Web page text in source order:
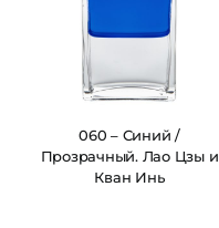
060 – Синий /
Прозрачный. Лао Цзы и
Кван Инь